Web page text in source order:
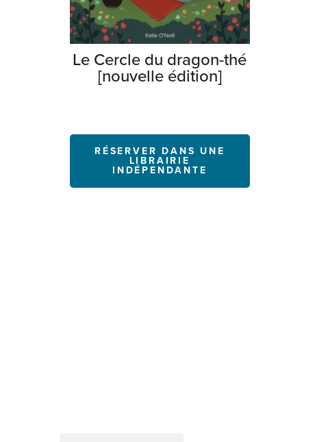
Le Cercle du dragon-thé
[nouvelle édition]
RÉSERVER DANS UNE
LIBRAIRIE
INDÉPENDANTE